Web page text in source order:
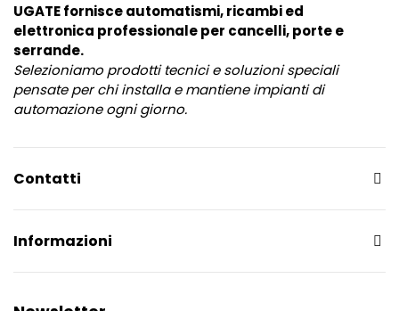
UGATE fornisce automatismi, ricambi ed
elettronica professionale per cancelli, porte e
serrande.
Selezioniamo prodotti tecnici e soluzioni speciali
pensate per chi installa e mantiene impianti di
automazione ogni giorno.
Contatti
Informazioni